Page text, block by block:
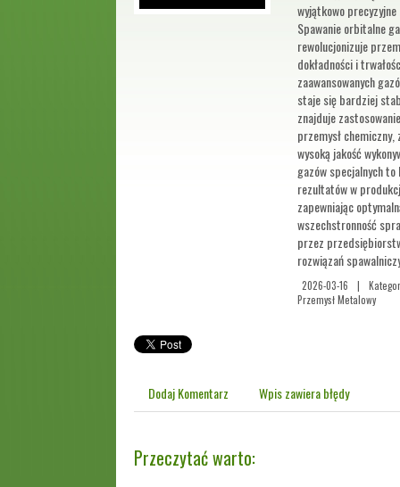
wyjątkowo
Spawanie orbitalne
rewolucjonizuje
dokładności i
zaawansowanych
staje się bardziej
znajduje
przemysł
wysoką jakość
gazów specjalnych
rezultatów w
zapewniając
wszechstronność
przez
rozwiązań
2026-03-16 |
Przemysł Metalowy
Dodaj Komentarz Wpis zawiera błędy
Przeczytać warto: